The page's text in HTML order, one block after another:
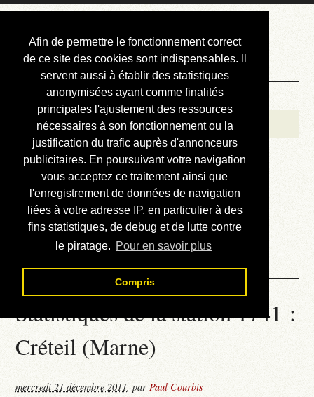
Afin de permettre le fonctionnement correct
de ce site des cookies sont indispensables. Il
servent aussi à établir des statistiques
anonymisées ayant comme finalités
principales l'ajustement des ressources
nécessaires à son fonctionnement ou la
justification du trafic auprès d'annonceurs
publicitaires. En poursuivant votre navigation
vous acceptez ce traitement ainsi que
l'enregistrement de données de navigation
liées à votre adresse IP, en particulier à des
fins statistiques, de debug et de lutte contre
le piratage. Pour en savoir plus
Compris
Courbis, « LE »
Blog Officiel
Bienvenue
Réalisations
Divers (et d’été)
Annonces
Liens externes
Téléchargement
Contact
Statistiques de la station 1741 :
Créteil (Marne)
mercredi 21 décembre 2011,parPaul Courbis